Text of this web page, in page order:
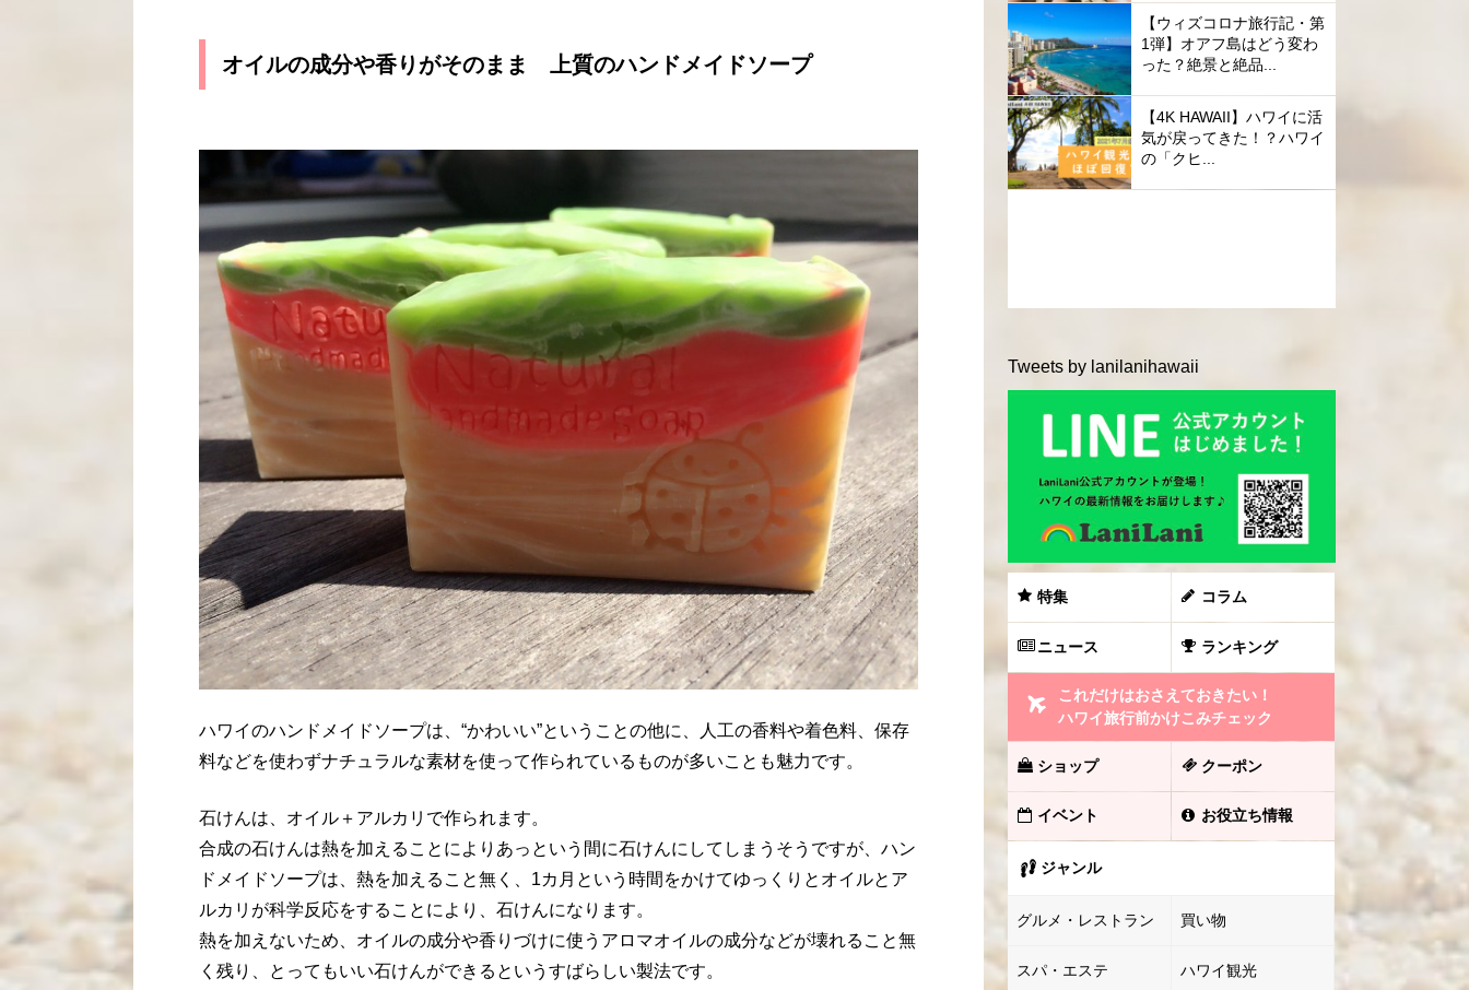
オイルの成分や香りがそのまま 上質のハンドメイドソープ
ハワイのハンドメイドソープは、“かわいい”ということの他に、人工の香料や着色料、保存
料などを使わずナチュラルな素材を使って作られているものが多いことも魅力です。
石けんは、オイル＋アルカリで作られます。
合成の石けんは熱を加えることによりあっという間に石けんにしてしまうそうですが、ハン
ドメイドソープは、熱を加えること無く、1カ月という時間をかけてゆっくりとオイルとア
ルカリが科学反応をすることにより、石けんになります。
熱を加えないため、オイルの成分や香りづけに使うアロマオイルの成分などが壊れること無
く残り、とってもいい石けんができるというすばらしい製法です。
【ウィズコロナ旅行記・第
1弾】オアフ島はどう変わ
った？絶景と絶品...
【4K HAWAII】ハワイに活
気が戻ってきた！？ハワイ
の「クヒ...
Tweets by lanilanihawaii
特集 コラム
ニュース ランキング
これだけはおさえておきたい！
ハワイ旅行前かけこみチェック
ショップ クーポン
イベント お役立ち情報
ジャンル
グルメ・レストラン 買い物
スパ・エステ ハワイ観光